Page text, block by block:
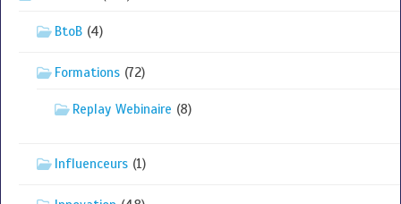
BtoB (4)
Formations (72)
Replay Webinaire (8)
Influenceurs (1)